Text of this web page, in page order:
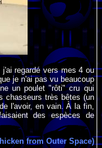
regardé vers mes 4 ou
je n'ai pas vu beaucoup
un poulet "rôti" cru qui
chasseurs très bêtes (un
l'avoir, en vain. À la fin,
des espèces de
from Outer Space)